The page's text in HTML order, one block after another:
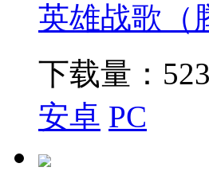
英雄战歌（
下载量：
安卓 PC